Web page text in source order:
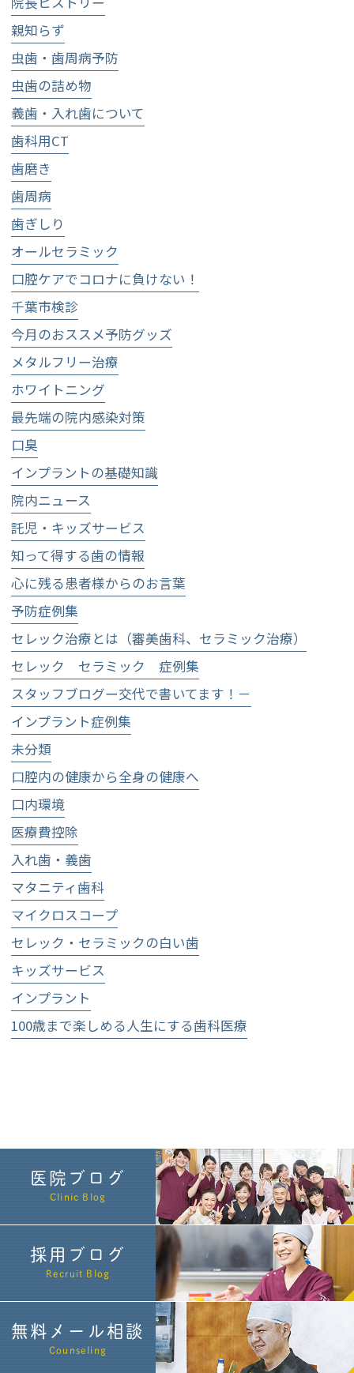
親知らず
虫歯・歯周病予防
虫歯の詰め物
義歯・入れ歯について
歯科用CT
歯磨き
歯周病
歯ぎしり
オールセラミック
口腔ケアでコロナに負けない！
千葉市検診
今月のおススメ予防グッズ
メタルフリー治療
ホワイトニング
最先端の院内感染対策
口臭
インプラントの基礎知識
院内ニュース
託児・キッズサービス
知って得する歯の情報
心に残る患者様からのお言葉
予防症例集
セレック治療とは（審美歯科、セラミック治療）
セレック セラミック 症例集
スタッフブログー交代で書いてます！－
インプラント症例集
未分類
口腔内の健康から全身の健康へ
口内環境
医療費控除
入れ歯・義歯
マタニティ歯科
マイクロスコープ
セレック・セラミックの白い歯
キッズサービス
インプラント
100歳まで楽しめる人生にする歯科医療
医院ブログ
Clinic Blog
採用ブログ
Recruit Blog
無料メール相談
Counseling